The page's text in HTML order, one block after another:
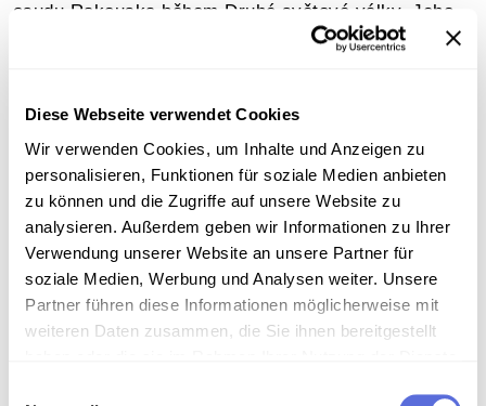
Diese Webseite verwendet Cookies
Wir verwenden Cookies, um Inhalte und Anzeigen zu
personalisieren, Funktionen für soziale Medien anbieten
zu können und die Zugriffe auf unsere Website zu
analysieren. Außerdem geben wir Informationen zu Ihrer
Verwendung unserer Website an unsere Partner für
soziale Medien, Werbung und Analysen weiter. Unsere
Partner führen diese Informationen möglicherweise mit
weiteren Daten zusammen, die Sie ihnen bereitgestellt
osudu Rakouska během Druhé světové války. Jeho
pohled na založení státu: „Osud celé Evropy je
nebyl dotažen do konce. Malé státy vznikli na bázi
do mezinárodní organizace Společenství národů,
nebyla provedena, čímž místo ukidnění situace
dochátelo ke stálým konfliktům mezi jednotlivámi
státy. V rámci tohoto pořádku byl ten neslabčí stát,
zmrzačené Rakousko, vydáno na pospas Německu.
Přitom to byl v rámcí centrálně evropského řádu,
kámen ve zdi.